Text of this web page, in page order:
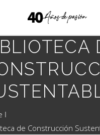
de Construcción